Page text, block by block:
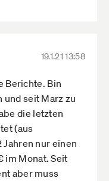
19.1.21 13:58
Berichte. Bin
seit Marz zu
die letzten
(aus
nur einen
im Monat. Seit
aber muss